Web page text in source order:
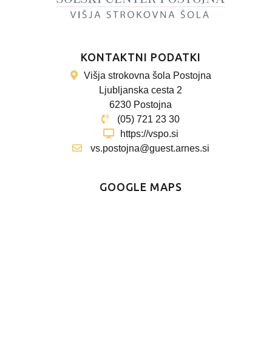
KONTAKTNI PODATKI
Višja strokovna šola Postojna
Ljubljanska cesta 2
6230 Postojna
(05) 721 23 30
https://vspo.si
vs.postojna@guest.arnes.si
GOOGLE MAPS